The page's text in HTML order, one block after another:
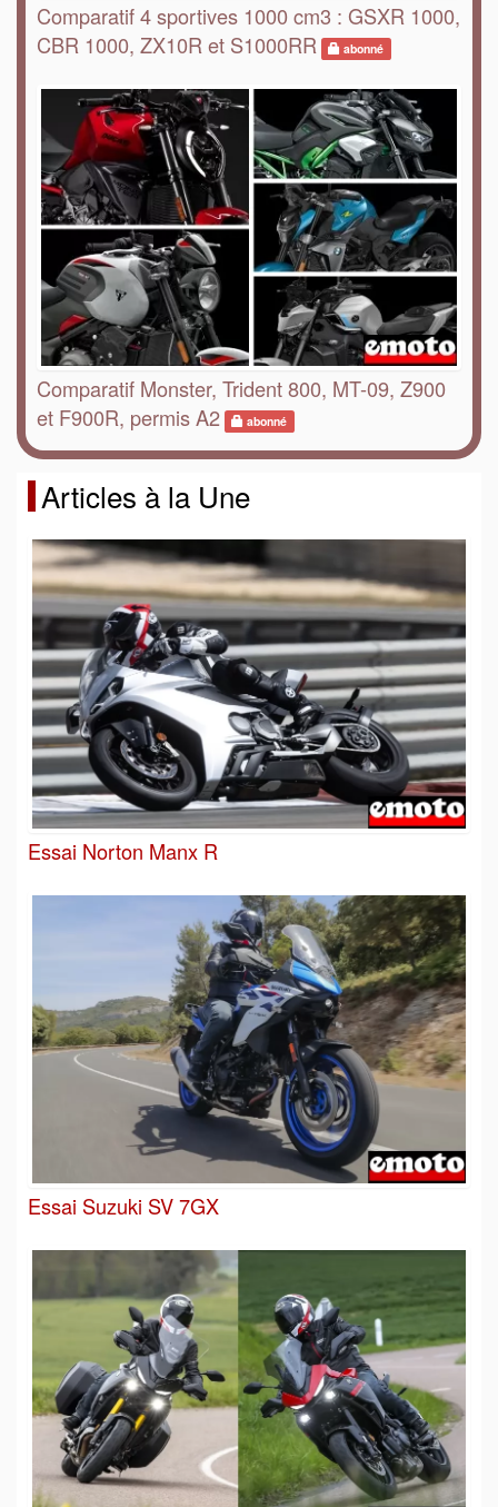
Comparatif 4 sportives 1000 cm3 : GSXR 1000,
CBR 1000, ZX10R et S1000RR
abonné
Comparatif Monster, Trident 800, MT-09, Z900
et F900R, permis A2
abonné
Articles à la Une
Essai Norton Manx R
Essai Suzuki SV 7GX